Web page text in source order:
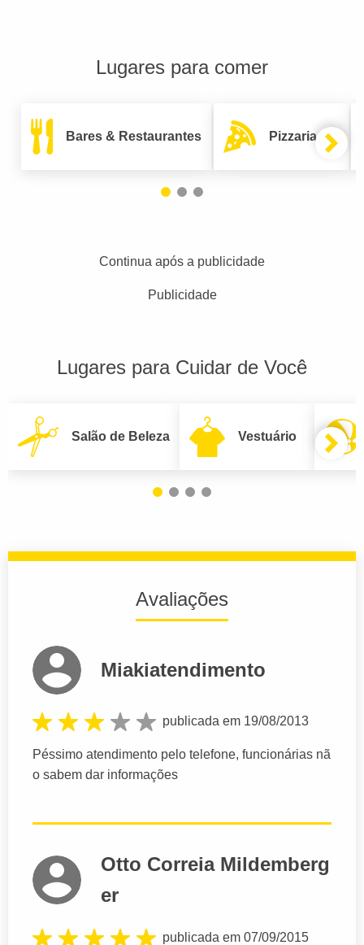
Lugares para comer
Bares & Restaurantes Pizzarias
Continua após a publicidade
Publicidade
Lugares para Cuidar de Você
Salão de Beleza Vestuário
Avaliações
Miakiatendimento
publicada em 19/08/2013
Péssimo atendimento pelo telefone, funcionárias nã
o sabem dar informações
Otto Correia Mildemberg
er
publicada em 07/09/2015